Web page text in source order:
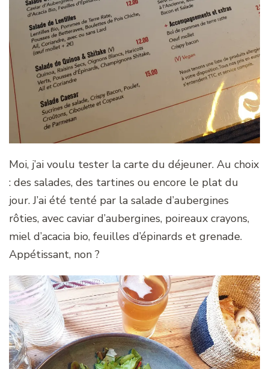
Moi, j’ai voulu tester la carte du déjeuner. Au choix
: des salades, des tartines ou encore le plat du
jour. J’ai été tenté par la salade d’aubergines
rôties, avec caviar d’aubergines, poireaux crayons,
miel d’acacia bio, feuilles d’épinards et grenade.
Appétissant, non ?